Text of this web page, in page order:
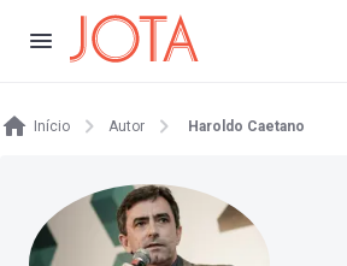
Início Autor Haroldo Caetano